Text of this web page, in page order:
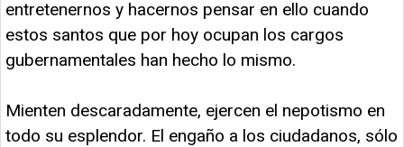
entretenernos y hacernos pensar en ello cuando
estos santos que por hoy ocupan los cargos
gubernamentales han hecho lo mismo.
Mienten descaradamente, ejercen el nepotismo en
todo su esplendor. El engaño a los ciudadanos, sólo